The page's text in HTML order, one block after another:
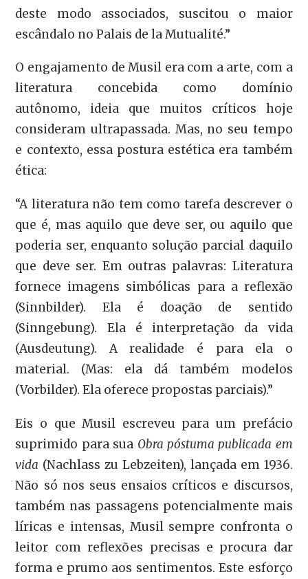
deste modo associados, suscitou o maior
escândalo no Palais de la Mutualité.”
O engajamento de Musil era com a arte, com a
literatura concebida como domínio
autônomo, ideia que muitos críticos hoje
consideram ultrapassada. Mas, no seu tempo
e contexto, essa postura estética era também
ética:
“A literatura não tem como tarefa descrever o
que é, mas aquilo que deve ser, ou aquilo que
poderia ser, enquanto solução parcial daquilo
que deve ser. Em outras palavras: Literatura
fornece imagens simbólicas para a reflexão
(Sinnbilder). Ela é doação de sentido
(Sinngebung). Ela é interpretação da vida
(Ausdeutung). A realidade é para ela o
material. (Mas: ela dá também modelos
(Vorbilder). Ela oferece propostas parciais).”
Eis o que Musil escreveu para um prefácio
suprimido para sua Obra póstuma publicada em
vida (Nachlass zu Lebzeiten), lançada em 1936.
Não só nos seus ensaios críticos e discursos,
também nas passagens potencialmente mais
líricas e intensas, Musil sempre confronta o
leitor com reflexões precisas e procura dar
forma e prumo aos sentimentos. Este esforço